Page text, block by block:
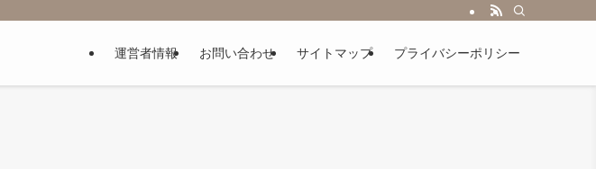
運営者情報 お問い合わせ サイトマップ プライバシーポリシー